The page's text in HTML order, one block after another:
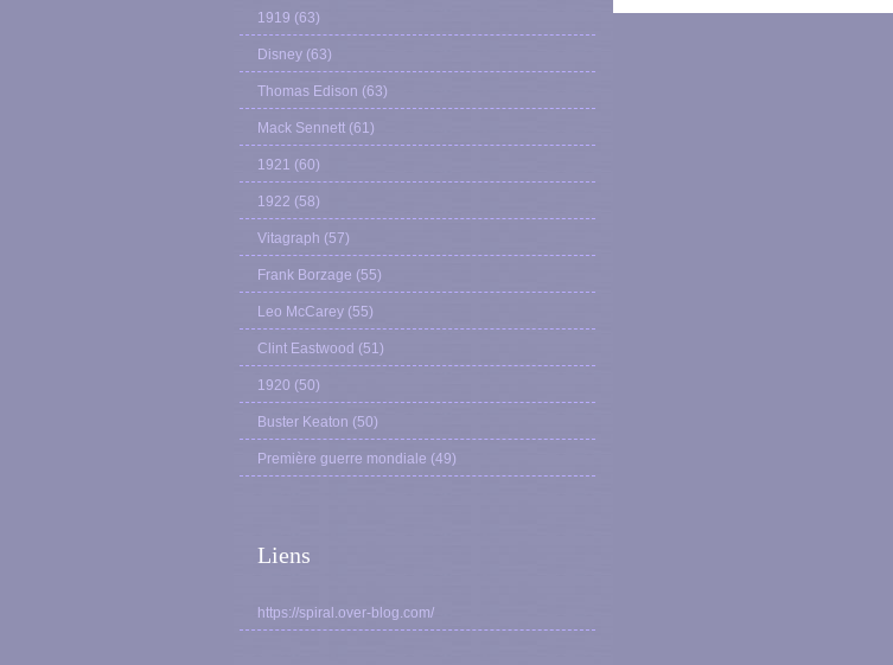
1919 (63)
Disney (63)
Thomas Edison (63)
Mack Sennett (61)
1921 (60)
1922 (58)
Vitagraph (57)
Frank Borzage (55)
Leo McCarey (55)
Clint Eastwood (51)
1920 (50)
Buster Keaton (50)
Première guerre mondiale (49)
Liens
https://spiral.over-blog.com/